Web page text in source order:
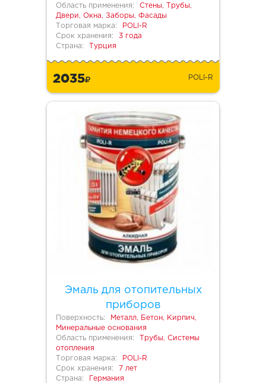
Область применения:
Стены, Трубы,
Двери, Окна, Заборы, Фасады
Торговая марка:
POLI-R
Срок хранения:
3 года
Страна:
Турция
2035 POLI-R
Эмаль для отопительных
приборов
Поверхность:
Металл, Бетон, Кирпич,
Минеральные основания
Область применения:
Трубы, Системы
отопления
Торговая марка:
POLI-R
Срок хранения:
7 лет
Страна:
Германия